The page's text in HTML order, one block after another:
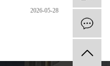
2026-05-28